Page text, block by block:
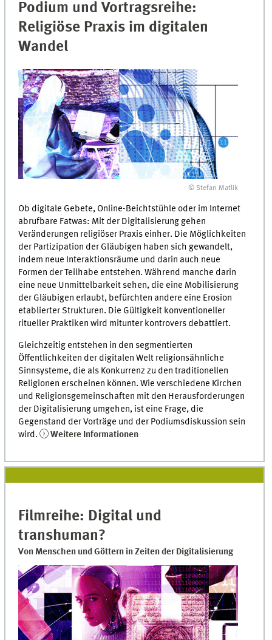
Podium und Vortragsreihe:
Religiöse Praxis im digitalen
Wandel
© Stefan Matlik
Ob digitale Gebete, Online-Beichtstühle oder im Internet
abrufbare Fatwas: Mit der Digitalisierung gehen
Veränderungen religiöser Praxis einher. Die Möglichkeiten
der Partizipation der Gläubigen haben sich gewandelt,
indem neue Interaktionsräume und darin auch neue
Formen der Teilhabe entstehen. Während manche darin
eine neue Unmittelbarkeit sehen, die eine Mobilisierung
der Gläubigen erlaubt, befürchten andere eine Erosion
etablierter Strukturen. Die Gültigkeit konventioneller
ritueller Praktiken wird mitunter kontrovers debattiert.
Gleichzeitig entstehen in den segmentierten
Öffentlichkeiten der digitalen Welt religionsähnliche
Sinnsysteme, die als Konkurrenz zu den traditionellen
Religionen erscheinen können. Wie verschiedene Kirchen
und Religionsgemeinschaften mit den Herausforderungen
der Digitalisierung umgehen, ist eine Frage, die
Gegenstand der Vorträge und der Podiumsdiskussion sein
wird.
Weitere Informationen
Filmreihe: Digital und
transhuman?
Von Menschen und Göttern in Zeiten der Digitalisierung